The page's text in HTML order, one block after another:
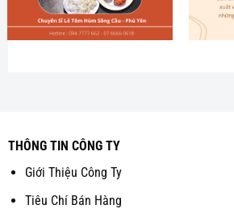
THÔNG TIN CÔNG TY
Giới Thiệu Công Ty
Tiêu Chí Bán Hàng